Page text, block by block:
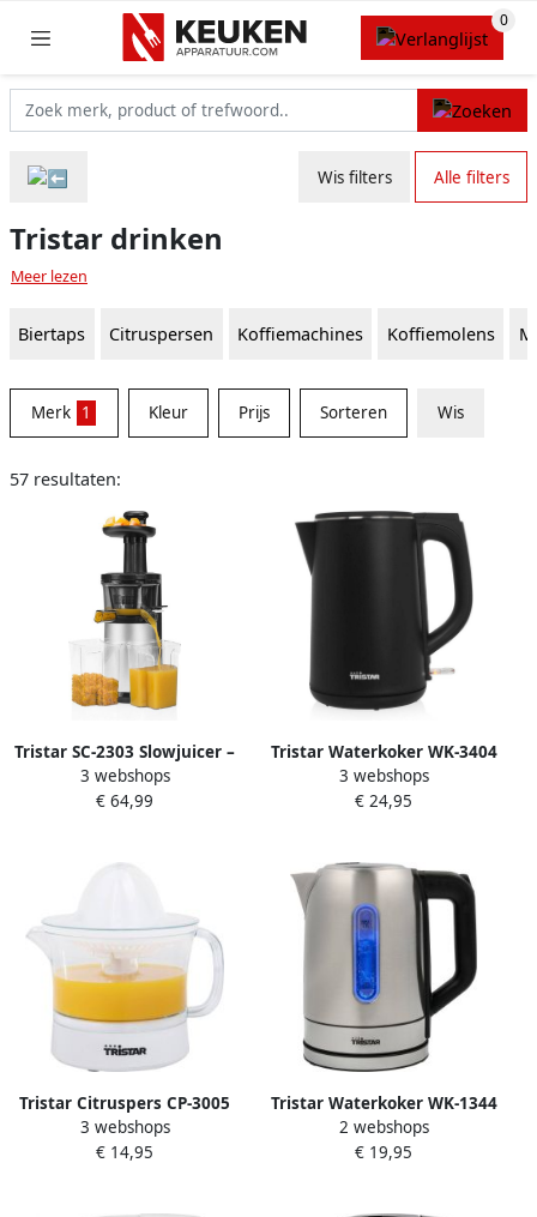
Wis filters Alle filters
Tristar drinken
Meer lezen
Biertaps Citruspersen Koffiemachines Koffiemolens
Merk 1 Kleur Prijs Sorteren Wis
57 resultaten:
Tristar SC-2303 Slowjuicer –
Behoud van alle vitaminen
– Geschikt voor harde en
3 webshops
€ 64,99
Tristar Waterkoker WK-3404
1.5 liter waterkoker met
dubbelwandige behuizing
droogkookbeveiliging Zwart
3 webshops
€ 24,95
Tristar Citruspers CP-3005
Elektrische Citruspers met
afneembare schenkkan
3 webshops
€ 14,95
Tristar Waterkoker WK-1344
1 7 liter 360° draaibaar
Droogkookbeveiliging
2 webshops
€ 19,95